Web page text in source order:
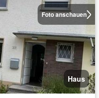
Foto anschauen
Haus